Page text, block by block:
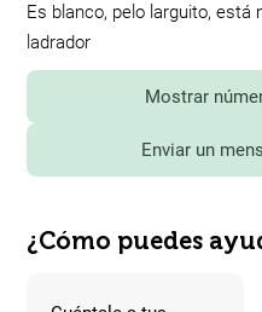
Es blanco, pelo larguito,
ladrador
Mostrar
Enviar un
¿Cómo puedes